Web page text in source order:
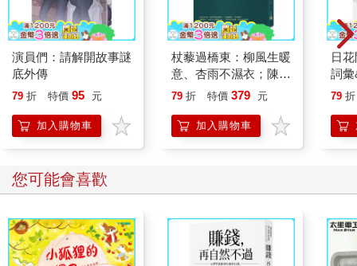
演員們：請解開故事謎
底外傳
79 折 特價 95 元
加入購物車
杖藜過橋東：柳風生暖
意、杏雨不濕衣；陳亮
恭談以心轉境的適齡漫
79 折 特價 379 元
加入購物車
日
詞
79 折
您可能會喜歡